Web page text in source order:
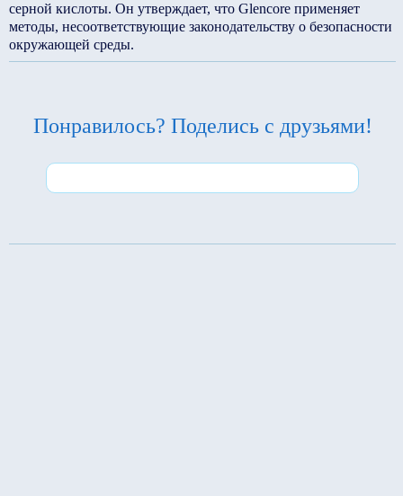
серной кислоты. Он утверждает, что Glencore применяет
методы, несоответствующие законодательству о безопасности
окружающей среды.
Понравилось? Поделись с друзьями!